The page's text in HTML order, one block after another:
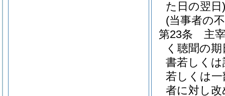
た日の翌日)
(当事者の
第23条
主
く聴聞の
書若しく
若しくは
者に対し